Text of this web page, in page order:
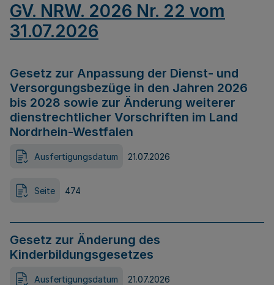
GV. NRW. 2026 Nr. 22 vom
31.07.2026
Gesetz zur Anpassung der Dienst- und
Versorgungsbezüge in den Jahren 2026
bis 2028 sowie zur Änderung weiterer
dienstrechtlicher Vorschriften im Land
Nordrhein-Westfalen
Ausfertigungsdatum 21.07.2026
Seite 474
Gesetz zur Änderung des
Kinderbildungsgesetzes
Ausfertigungsdatum 21.07.2026